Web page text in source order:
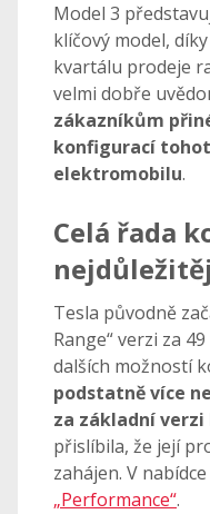
Model 3
klíčový model,
kvartálu prodeje
velmi dobře
zákazníkům
konfigurací
elektromobilu.
Celá řada
Tesla původně
Range“ verzi za
dalších možností
podstatně více
za základní verzi
přislíbila, že její
zahájen. V
„Performance“.